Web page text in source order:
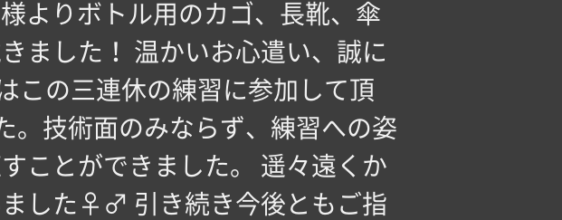
よりボトル用のカゴ、長靴、傘
ました！ 温かいお心遣い、誠に
この三連休の練習に参加して頂
。技術面のみならず、練習への姿
ことができました。 遥々遠くか
ました‍♀️‍♂️ 引き続き今後ともご指